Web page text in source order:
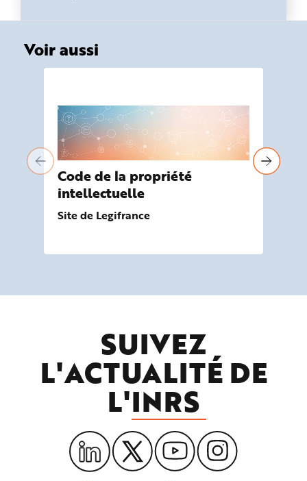
Voir aussi
Code de la propriété
intellectuelle
Site de Legifrance
SUIVEZ
L'ACTUALITÉ DE
L'INRS